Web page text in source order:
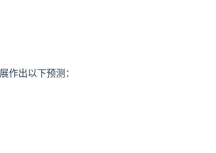
作出以下预测：